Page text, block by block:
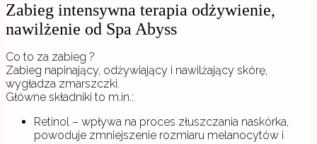
Zabieg intensywna terapia odżywienie,
nawilżenie od Spa Abyss
Co to za zabieg ?
Zabieg napinający, odżywiający i nawilżający skórę,
wygładza zmarszczki.
Główne składniki to m.in.:
Retinol – wpływa na proces złuszczania naskórka,
powoduje zmniejszenie rozmiaru melanocytów i